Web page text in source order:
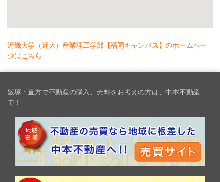
近畿大学（近大）産業理工学部【福岡キャンパス】のホームペー
ジはこちら
飯塚・直方で不動産の購入、売却をお考えの方は、中本不動産
で！